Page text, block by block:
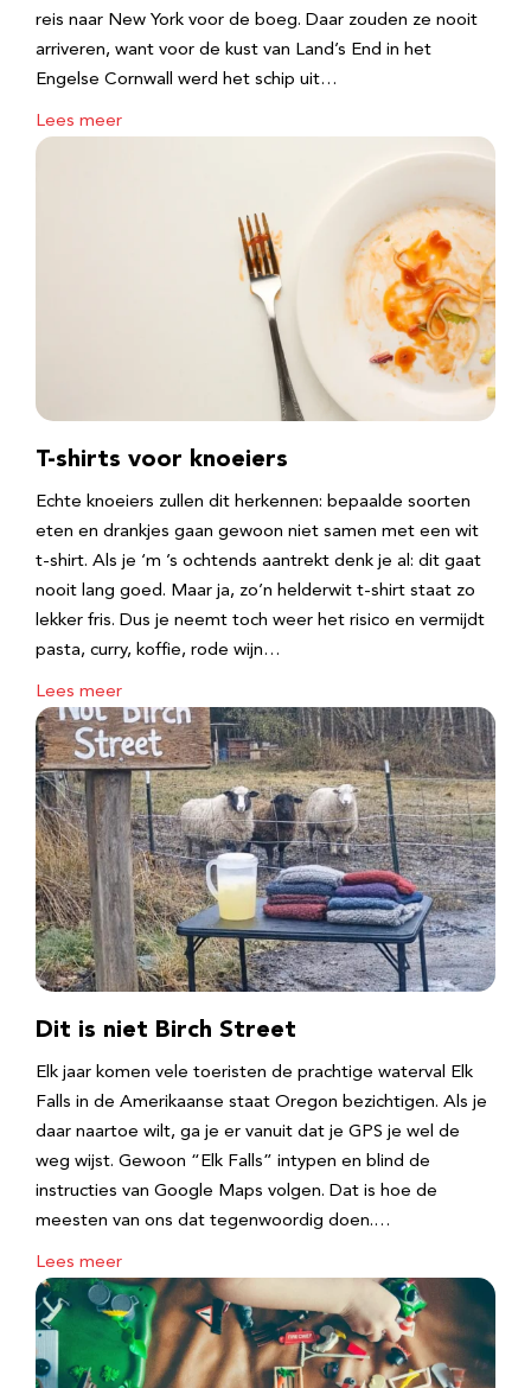
reis naar New York voor de boeg. Daar zouden ze nooit
arriveren, want voor de kust van Land’s End in het
Engelse Cornwall werd het schip uit…
Lees meer
T-shirts voor knoeiers
Echte knoeiers zullen dit herkennen: bepaalde soorten
eten en drankjes gaan gewoon niet samen met een wit
t-shirt. Als je ‘m ’s ochtends aantrekt denk je al: dit gaat
nooit lang goed. Maar ja, zo’n helderwit t-shirt staat zo
lekker fris. Dus je neemt toch weer het risico en vermijdt
pasta, curry, koffie, rode wijn…
Lees meer
Dit is niet Birch Street
Elk jaar komen vele toeristen de prachtige waterval Elk
Falls in de Amerikaanse staat Oregon bezichtigen. Als je
daar naartoe wilt, ga je er vanuit dat je GPS je wel de
weg wijst. Gewoon “Elk Falls” intypen en blind de
instructies van Google Maps volgen. Dat is hoe de
meesten van ons dat tegenwoordig doen.…
Lees meer